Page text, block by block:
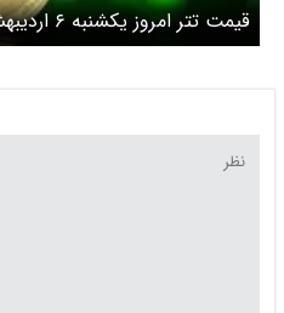
قیمت تتر امروز یکشنبه ۶ اردیبهشت 1405/افزایش قیمت